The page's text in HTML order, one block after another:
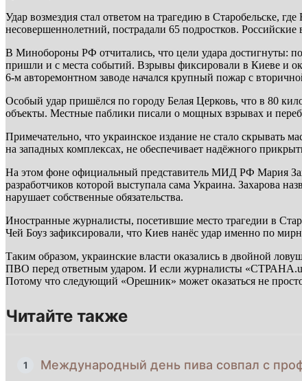
Удар возмездия стал ответом на трагедию в Старобельске,
несовершеннолетний, пострадали 65 подростков.
В Минобороны РФ отчитались, что цели удара достигнуты:
пришли и с места событий. Взрывы фиксировали в Киеве и
6-м авторемонтном заводе начался крупный пожар с
Особый удар пришёлся по городу Белая Церковь, что в 80
объекты. Местные паблики писали о мощных взрывах и
Примечательно, что украинское издание не стало скрывать
на западных комплексах, не обеспечивает надёжного
На этом фоне официальный представитель МИД РФ Мария
разработчиков которой выступала сама Украина. Захарова
нарушает собственные обязательства.
Иностранные журналисты, посетившие место трагедии в
Чей Боуз зафиксировали, что Киев нанёс удар именно по
Таким образом, украинские власти оказались в двойной
ПВО перед ответным ударом. И если журналисты
Потому что следующий «Орешник» может оказаться не
Читайте также
1 Международный день пива совпал с